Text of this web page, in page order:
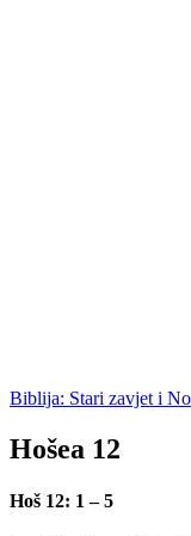
Biblija: Stari zavjet i
Hošea 12
Hoš 12: 1 – 5